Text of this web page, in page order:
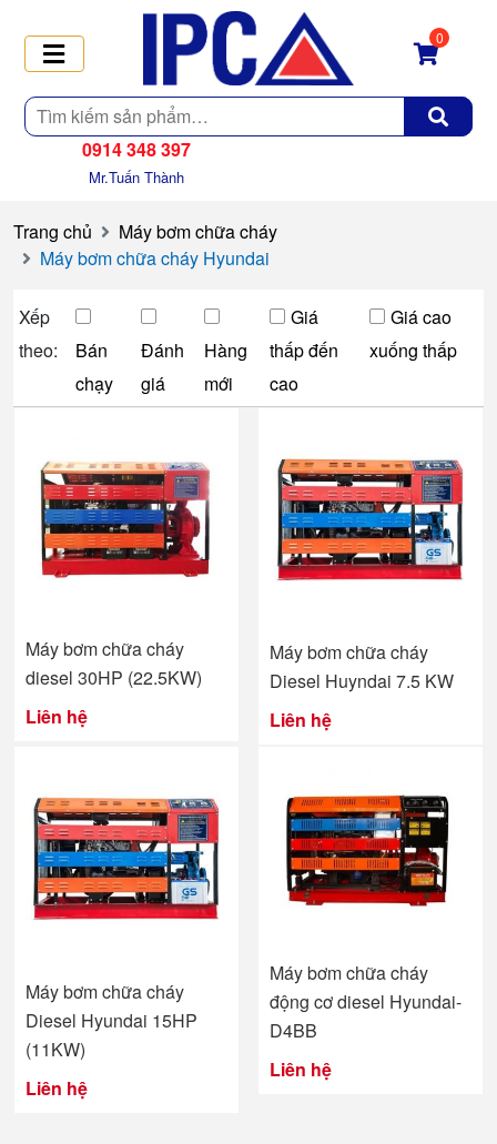
Tìm
kiếm
0
0914 348 397
Mr.Tuấn Thành
Trang chủ
Máy bơm chữa cháy
Máy bơm chữa cháy Hyundai
Xếp
theo:
Bán
chạy
Đánh
giá
Hàng
mới
Giá
thấp đến
cao
Giá cao
xuống thấp
Máy bơm chữa cháy
diesel 30HP (22.5KW)
Liên hệ
Máy bơm chữa cháy
Diesel Huyndai 7.5 KW
Liên hệ
Máy bơm chữa cháy
Diesel Hyundai 15HP
(11KW)
Liên hệ
Máy bơm chữa cháy
động cơ diesel Hyundai-
D4BB
Liên hệ